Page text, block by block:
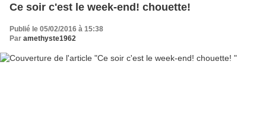
Ce soir c'est le week-end! chouette!
Publié le 05/02/2016 à 15:38
Par amethyste1962